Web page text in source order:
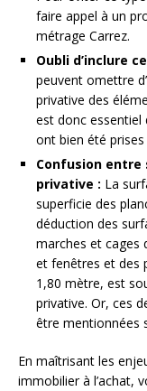
faire appel à un
métrage Carrez.
Oubli d’inclure
peuvent omettre
privative des
est donc essentiel
ont bien été
Confusion
privative : La
superficie des
déduction des
marches et cages
et fenêtres et des
1,80 mètre, est
privative. Or, ces
être mentionnées
En maîtrisant les
immobilier à l’achat,